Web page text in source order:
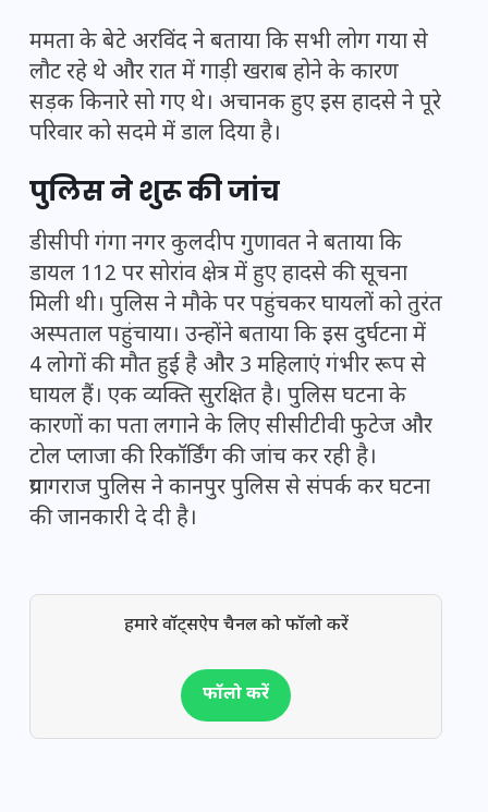
ममता के बेटे अरविंद ने बताया कि सभी लोग गया से
लौट रहे थे और रात में गाड़ी खराब होने के कारण
सड़क किनारे सो गए थे। अचानक हुए इस हादसे ने पूरे
परिवार को सदमे में डाल दिया है।
पुलिस ने शुरू की जांच
डीसीपी गंगा नगर कुलदीप गुणावत ने बताया कि
डायल 112 पर सोरांव क्षेत्र में हुए हादसे की सूचना
मिली थी। पुलिस ने मौके पर पहुंचकर घायलों को तुरंत
अस्पताल पहुंचाया। उन्होंने बताया कि इस दुर्घटना में
4 लोगों की मौत हुई है और 3 महिलाएं गंभीर रूप से
घायल हैं। एक व्यक्ति सुरक्षित है। पुलिस घटना के
कारणों का पता लगाने के लिए सीसीटीवी फुटेज और
टोल प्लाजा की रिकॉर्डिंग की जांच कर रही है।
प्रयागराज पुलिस ने कानपुर पुलिस से संपर्क कर घटना
की जानकारी दे दी है।
हमारे वॉट्सऐप चैनल को फॉलो करें
फॉलो करें